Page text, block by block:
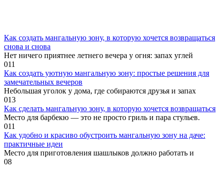
Как создать мангальную зону, в которую хочется возвращаться
снова и снова
Нет ничего приятнее летнего вечера у огня: запах углей
011
Как создать уютную мангальную зону: простые решения для
замечательных вечеров
Небольшая уголок у дома, где собираются друзья и запах
013
Как сделать мангальную зону, в которую хочется возвращаться
Место для барбекю — это не просто гриль и пара стульев.
011
Как удобно и красиво обустроить мангальную зону на даче:
практичные идеи
Место для приготовления шашлыков должно работать и
08